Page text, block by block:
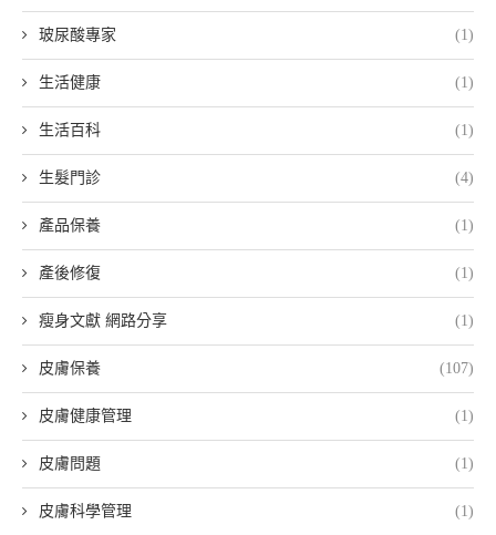
玻尿酸專家 (1)
生活健康 (1)
生活百科 (1)
生髮門診 (4)
產品保養 (1)
產後修復 (1)
瘦身文獻 網路分享 (1)
皮膚保養 (107)
皮膚健康管理 (1)
皮膚問題 (1)
皮膚科學管理 (1)